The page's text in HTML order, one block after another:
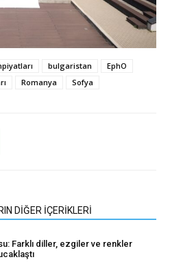
bulgaristan
EphO
Romanya Sofya
DİĞER İÇERİKLERİ
Farklı diller, ezgiler ve renkler